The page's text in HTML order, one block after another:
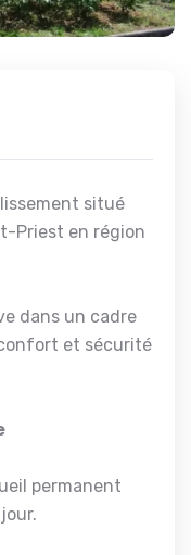
situé
Priest en région
dans un cadre
et sécurité
permanent